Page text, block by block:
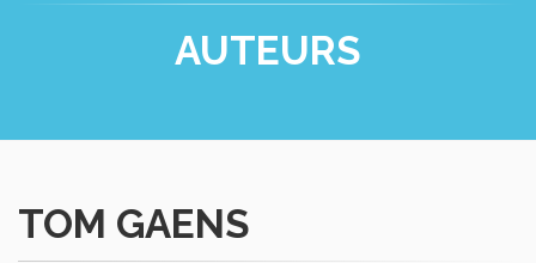
AUTEURS
TOM GAENS